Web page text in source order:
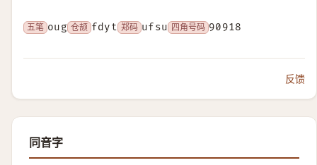
五笔 oug 仓颉 fdyt 郑码 ufsu 四角号码 90918
反馈
同音字